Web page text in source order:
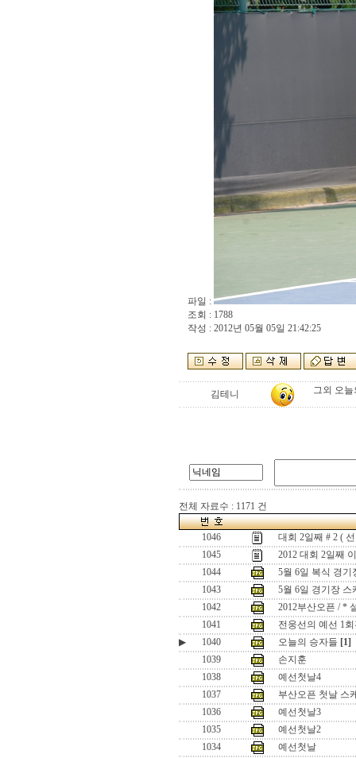
파일 :
조회 : 1788
작성 : 2012년 05월 05일 21:42:25
김테니 그외 오
전체 자료수 : 1171 건
1046
대회 2일째 # 2 (
1045
2012 대회 2일째
1044
5월 6일 복식 경기
1043
5월 6일 경기장 스
1042
2012부산오픈 / *
1041
전웅선의 예선 1
▶
1040 오늘의 승자들 [1]
1039
손지훈
1038
예선첫날4
1037
부산오픈 첫날 스
1036
예선첫날3
1035
예선첫날2
1034
예선첫날